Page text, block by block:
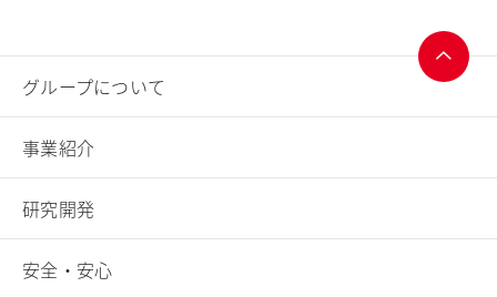
グループについて
事業紹介
研究開発
安全・安心